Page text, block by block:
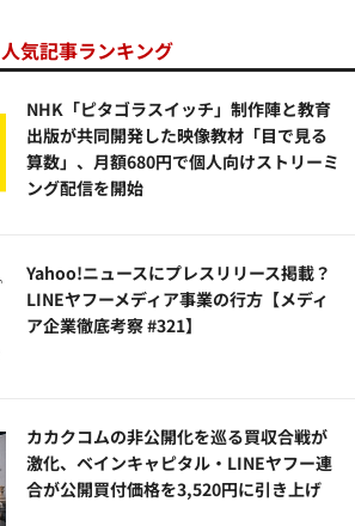
人気記事ランキング
NHK「ピタゴラスイッチ」制作陣と教育
出版が共同開発した映像教材「目で見る
算数」、月額680円で個人向けストリーミ
ング配信を開始
Yahoo!ニュースにプレスリリース掲載？
LINEヤフーメディア事業の行方【メディ
ア企業徹底考察 #321】
カカクコムの非公開化を巡る買収合戦が
激化、ベインキャピタル・LINEヤフー連
合が公開買付価格を3,520円に引き上げ